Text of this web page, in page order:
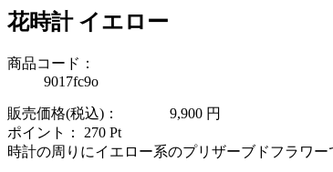
花時計 イエロー
商品コード：
9017fc9o
販売価格(税込)： 9,900 円
ポイント： 270 Pt
時計の周りにイエロー系のプリザーブドフラワー